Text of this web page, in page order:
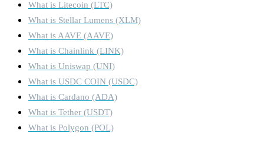
What is Litecoin (LTC)
What is Stellar Lumens (XLM)
What is AAVE (AAVE)
What is Chainlink (LINK)
What is Uniswap (UNI)
What is USDC COIN (USDC)
What is Cardano (ADA)
What is Tether (USDT)
What is Polygon (POL)